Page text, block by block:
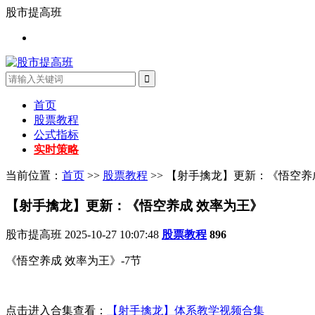
股市提高班
首页
股票教程
公式指标
实时策略
当前位置： 首页 >> 股票教程 >> 【射手擒龙】更新：《悟空养
【射手擒龙】更新：《悟空养成 效率为王》
股市提高班 2025-10-27 10:07:48 股票教程 896
《悟空养成 效率为王》-7节
点击进入合集查看： 【射手擒龙】体系教学视频合集